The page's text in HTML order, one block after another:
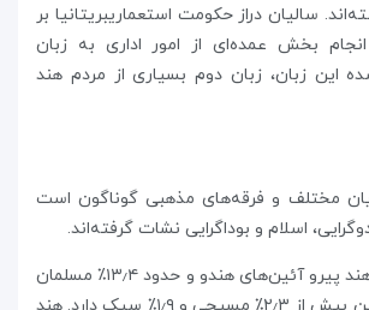
سالیان دراز حکومت استعماریبریتانیا بر
بخش عمده‌ای از امور اداری به زبان
این زبان، زبان دوم بسیاری از مردم هند
مختلف و فرقه‌های مذهبی گوناگون است
اسلام و بوداگرایی نشات گرفته‌اند.
حدود ۸۰٫۵٪ مردم هند پیرو آئین‌های هندو و حدود ۱۳٫۴٪ مسلمان
هستند. هند همچنین بیش از ۲٫۳٪ مسیحی و ۱٫۹٪ سیک دارد. هند